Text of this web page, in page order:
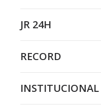
JR 24H
RECORD
INSTITUCIONAL